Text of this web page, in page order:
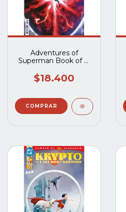
Adventures of
Superman Book of El
$18.400